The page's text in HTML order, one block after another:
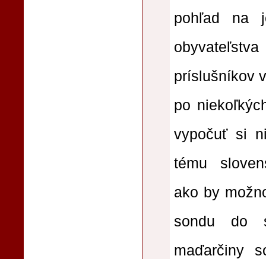
pohľad na
príslušníkov
po
vypočuť si
tému
ako by
sondu do
maďarčiny